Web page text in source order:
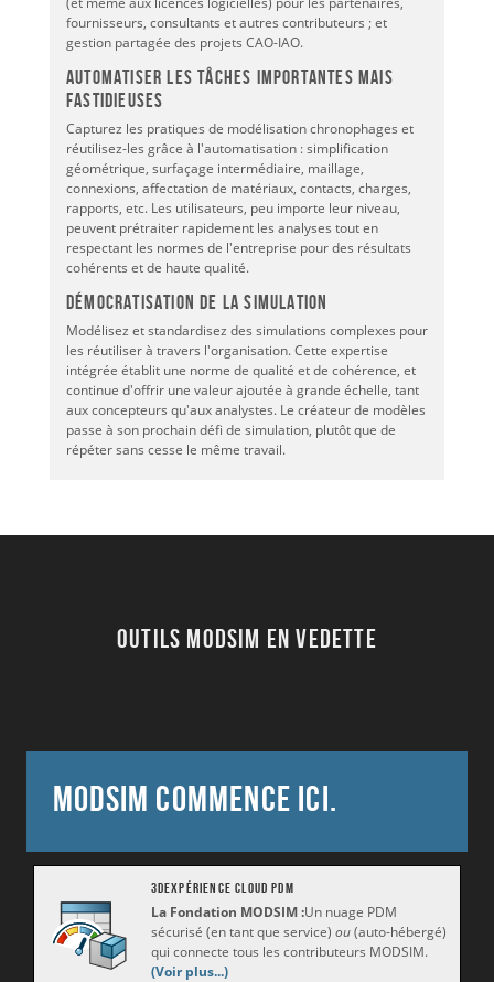
fournisseurs, consultants et autres contributeurs ; et
gestion partagée des projets CAO-IAO.
Automatiser les tâches importantes mais
fastidieuses
Capturez les pratiques de modélisation chronophages et
réutilisez-les grâce à l'automatisation : simplification
géométrique, surfaçage intermédiaire, maillage,
connexions, affectation de matériaux, contacts, charges,
rapports, etc. Les utilisateurs, peu importe leur niveau,
peuvent prétraiter rapidement les analyses tout en
respectant les normes de l'entreprise pour des résultats
cohérents et de haute qualité.
Démocratisation de la simulation
Modélisez et standardisez des simulations complexes pour
les réutiliser à travers l'organisation. Cette expertise
intégrée établit une norme de qualité et de cohérence, et
continue d'offrir une valeur ajoutée à grande échelle, tant
aux concepteurs qu'aux analystes. Le créateur de modèles
passe à son prochain défi de simulation, plutôt que de
répéter sans cesse le même travail.
Outils MODSIM en vedette
MODSIM commence ici.
3DEXPÉRIENCE CLOUD PDM
La Fondation MODSIM :Un nuage PDM
sécurisé (en tant que service) ou(auto-hébergé)
qui connecte tous les contributeurs MODSIM.
(Voir plus...)